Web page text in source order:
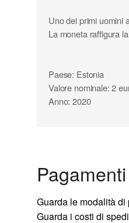
Uno dei primi uomini
La moneta raffigura
Paese: Estonia
Valore nominale: 2
Anno: 2020
Tiratura
Moneta smaltata da
Guarda le modalità di
Guarda i costi di